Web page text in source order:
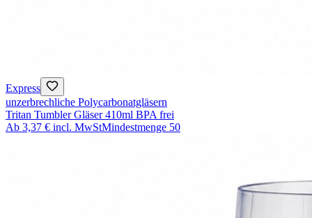
Express
unzerbrechliche Polycarbonatgläsern
Tritan Tumbler Gläser 410ml BPA frei
Ab 3,37 € incl. MwStMindestmenge 50